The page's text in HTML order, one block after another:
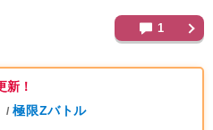
1
新！
/ 極限Zバトル